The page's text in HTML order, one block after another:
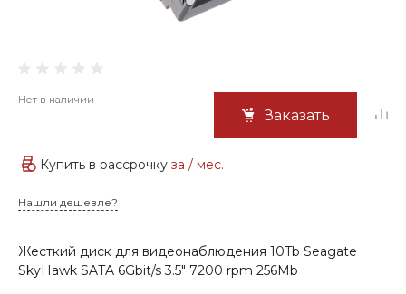
Нет в наличии
Заказать
Купить в рассрочку за / мес.
Нашли дешевле?
Жесткий диск для видеонаблюдения 10Tb Seagate
SkyHawk SATA 6Gbit/s 3.5" 7200 rpm 256Mb